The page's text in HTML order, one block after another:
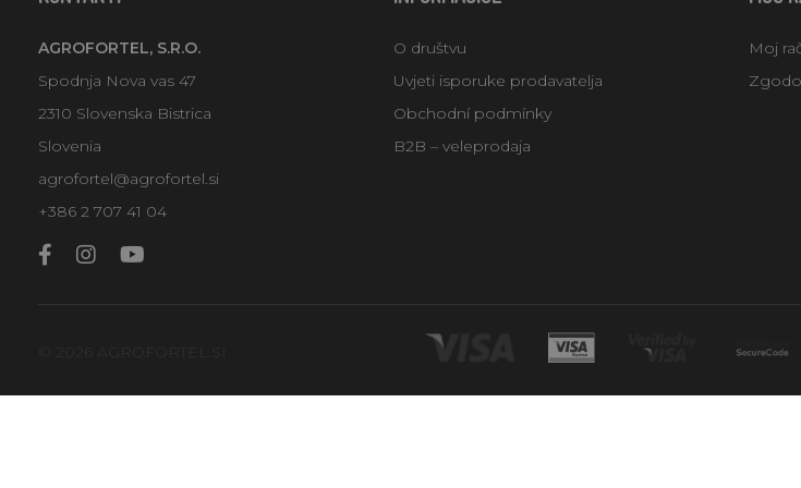
AGROFORTEL, S.R.O.
Spodnja Nova vas 47
2310 Slovenska Bistrica
Slovenia
agrofortel@agrofortel.si
+386 2 707 41 04
O društvu
Uvjeti isporuke prodavatelja
Obchodní podmínky
B2B – veleprodaja
Moj